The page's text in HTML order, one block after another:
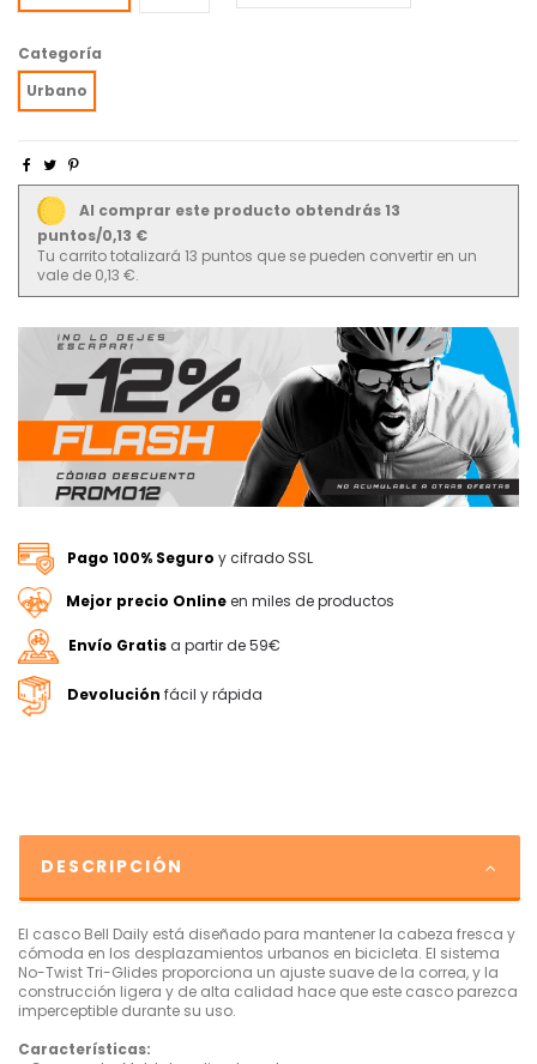
Categoría
Urbano
Al comprar este producto obtendrás 13
puntos/0,13 €
Tu carrito totalizará 13 puntos que se pueden convertir en un
vale de 0,13 €.
Pago 100% Seguro y cifrado SSL
Mejor precio Onlineen miles de productos
Envío Gratisa partir de 59€
Devolución fácil y rápida
DESCRIPCIÓN
El casco Bell Daily está diseñado para mantener la cabeza fresca y
cómoda en los desplazamientos urbanos en bicicleta. El sistema
No-Twist Tri-Glides proporciona un ajuste suave de la correa, y la
construcción ligera y de alta calidad hace que este casco parezca
imperceptible durante su uso.
Características: